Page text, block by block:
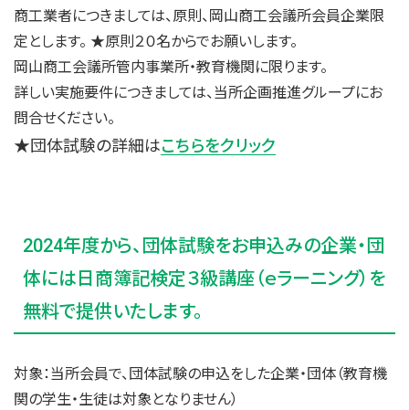
商工業者につきましては、原則、岡山商工会議所会員企業限
定とします。 ★原則２０名からでお願いします。
岡山商工会議所管内事業所・教育機関に限ります。
詳しい実施要件につきましては、当所企画推進グループにお
問合せください。
★団体試験の詳細はこちらをクリック
2024年度から、団体試験をお申込みの企業・団
体には日商簿記検定３級講座（ｅラーニング）を
無料で提供いたします。
対象：当所会員で、団体試験の申込をした企業・団体（教育機
関の学生・生徒は対象となりません）